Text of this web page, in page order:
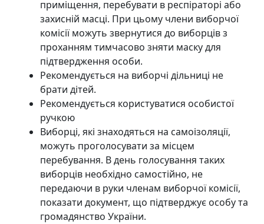
приміщення, перебувати в респіраторі або
захисній масці. При цьому члени виборчої
комісії можуть звернутися до виборців з
проханням тимчасово зняти маску для
підтвердження особи.
Рекомендується на виборчі дільниці не
брати дітей.
Рекомендується користуватися особистої
ручкою
Виборці, які знаходяться на самоізоляції,
можуть проголосувати за місцем
перебування. В день голосування таких
виборців необхідно самостійно, не
передаючи в руки членам виборчої комісії,
показати документ, що підтверджує особу та
громадянство України.